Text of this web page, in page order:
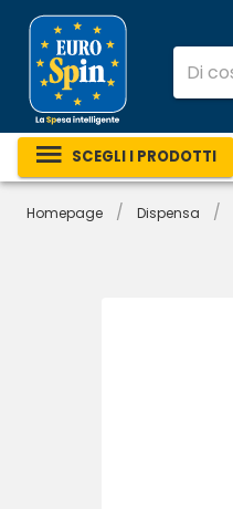
SCEGLI I PRODOTTI
Homepage / Dispensa /